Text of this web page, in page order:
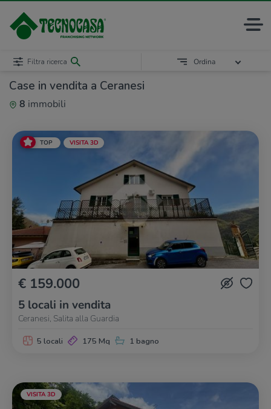
Case in vendita a Ceranesi
8 immobili
Filtra ricerca Ordina
TOP VISITA 3D
€ 159.000
5 locali in vendita
Ceranesi, Salita alla Guardia
5 locali 175 Mq 1 bagno
VISITA 3D